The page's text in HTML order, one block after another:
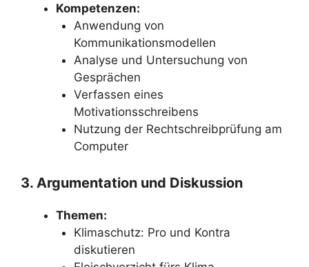
Kompetenzen:
Anwendung von
Kommunikationsmodellen
Analyse und Untersuchung von
Gesprächen
Verfassen eines
Motivationsschreibens
Nutzung der Rechtschreibprüfung am
Computer
3. Argumentation und Diskussion
Themen:
Klimaschutz: Pro und Kontra
diskutieren